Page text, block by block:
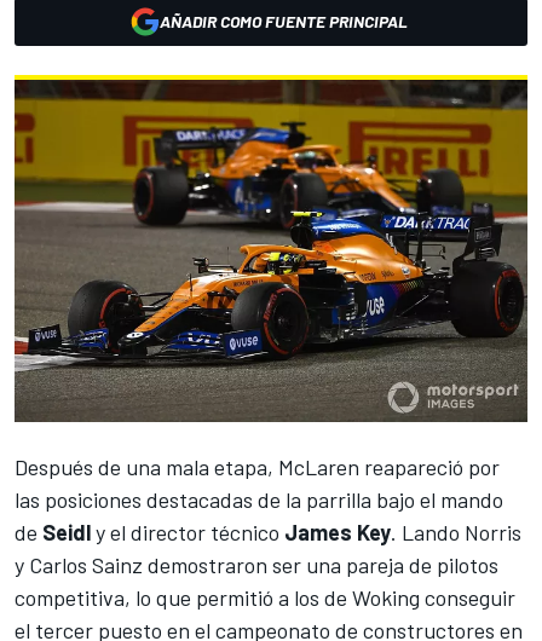
AÑADIR COMO FUENTE PRINCIPAL
Después de una mala etapa, McLaren reapareció por
las posiciones destacadas de la parrilla bajo el mando
de Seidly el director técnico James Key. Lando Norris
y Carlos Sainz demostraron ser una pareja de pilotos
competitiva, lo que permitió a los de Woking conseguir
el tercer puesto en el campeonato de constructores en